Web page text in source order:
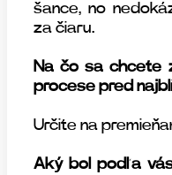
šance, no
za čiaru.
Na čo sa chcete
procese pred
Určite na
Aký bol podľa